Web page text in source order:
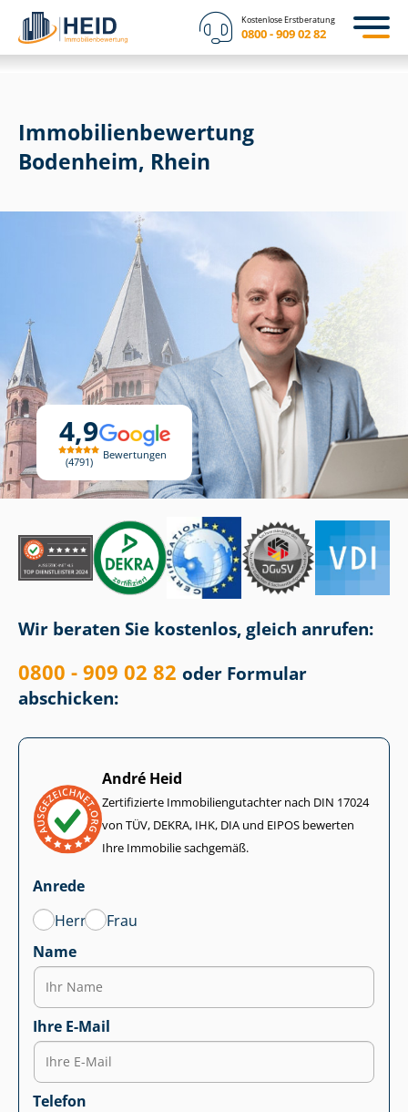
Kostenlose Erstberatung
0800 - 909 02 82
4,9
4791
Bewertungen
Immobilien­bewertung
Bodenheim, Rhein
Wir beraten Sie kostenlos, gleich anrufen:
0800 - 909 02 82 oder Formular
abschicken:
André Heid
Zertifizierte Im­mo­bi­li­en­gut­ach­ter nach DIN 17024
von TÜV, DEKRA, IHK, DIA und EIPOS bewerten
Ihre Immobilie sachgemäß.
Anrede
Herr
Frau
Name
Ihre E-Mail
Telefon